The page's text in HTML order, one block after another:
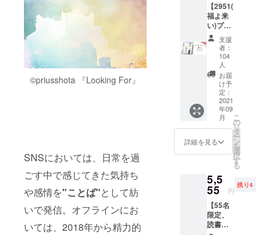
©️priusshota 『Looking For』
SNSにおいては、日常を過
ごす中で感じてきた気持ち
や感情を"ことば"として紡
いで発信。オフラインにお
いては、2018年から精力的
【2951(
福よ来
い)プラ
ン】本
一冊の
み(サイ
ンなし)
記念す
べき初
出版作
品をお
届けい
たしま
す！
支援
者：
104
人
お届
け予
定：
2021
年09
月
詳細を見る
こ
の
リ
タ
ー
ン
を
選
択
す
る
5,5
55 円
残り4
【55名
限定、
読書を